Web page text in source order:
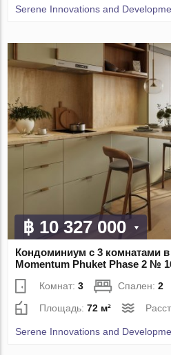
Serene Innovations and
฿ 10 327 000
Кондоминиум с 3 комнатами
Momentum Phuket Phase 2 №
Комнат:3 Спален:2
Площадь:72 м²
Serene Innovations and